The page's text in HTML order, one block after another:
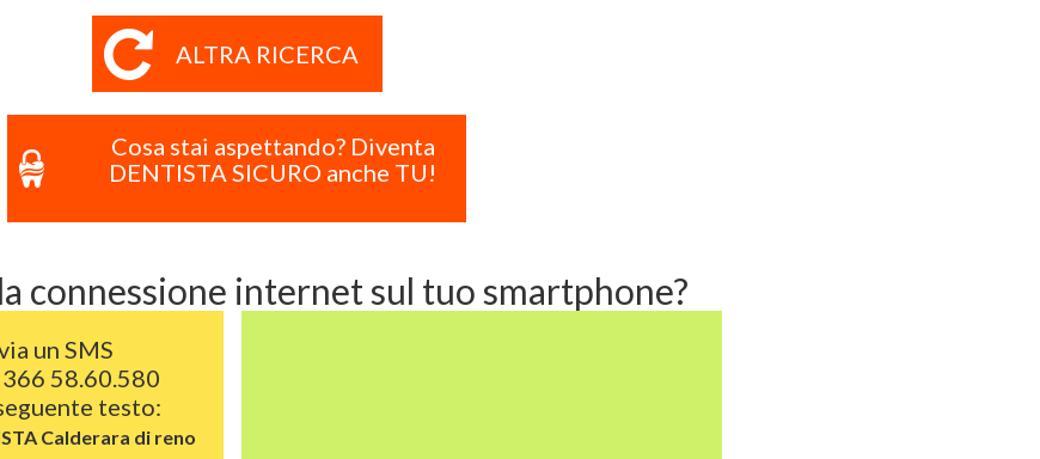
ALTRA RICERCA
Cosa stai aspettando? Diventa
DENTISTA SICURO anche TU!
connessione internet sul tuo smartphone?
un SMS
58.60.580
testo:
Calderara di reno